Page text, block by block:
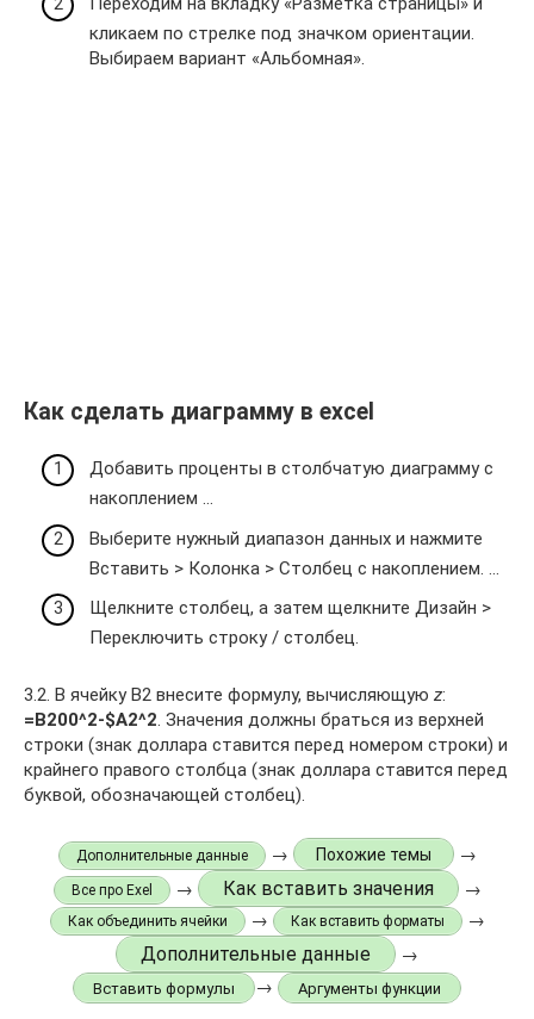
кликаем по стрелке под значком ориентации.
Выбираем вариант «Альбомная».
Как сделать диаграмму в excel
Добавить проценты в столбчатую диаграмму с
накоплением …
Выберите нужный диапазон данных и нажмите
Вставить > Колонка > Столбец с накоплением. …
Щелкните столбец, а затем щелкните Дизайн >
Переключить строку / столбец.
3.2. В ячейку В2 внесите формулу, вычисляющую z:
=B200^2-$A2^2. Значения должны браться из верхней
строки (знак доллара ставится перед номером строки) и
крайнего правого столбца (знак доллара ставится перед
буквой, обозначающей столбец).
Дополнительные данные → Похожие темы →
Все про Exel → Как вставить значения →
Как объединить ячейки → Как вставить форматы →
Дополнительные данные →
Вставить формулы → Аргументы функции